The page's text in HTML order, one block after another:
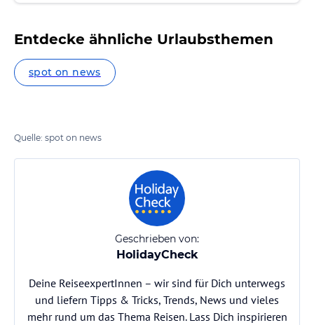
Entdecke ähnliche Urlaubsthemen
spot on news
Quelle: spot on news
Geschrieben von:
HolidayCheck
Deine ReiseexpertInnen – wir sind für Dich unterwegs
und liefern Tipps & Tricks, Trends, News und vieles
mehr rund um das Thema Reisen. Lass Dich inspirieren